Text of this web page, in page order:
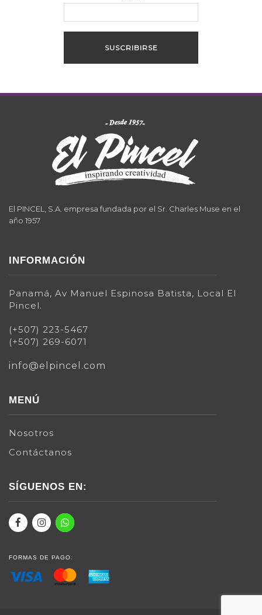
El PINCEL, S.A. empresa fundada por el Sr. Charles Muse en el
año 1957.
INFORMACIÓN
Panamá, Av Manuel Espinosa Batista, Local El
Pincel.
(+507) 223-5467
(+507) 269-6071
info@elpincel.com
MENÚ
Nosotros
Contáctanos
SÍGUENOS EN:
FORMAS DE PAGO: